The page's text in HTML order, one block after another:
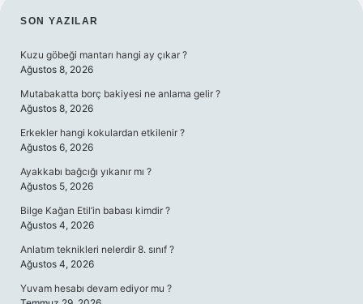
SIDEBAR
SON YAZILAR
Kuzu göbeği mantarı hangi ay çıkar ?
Ağustos 8, 2026
Mutabakatta borç bakiyesi ne anlama gelir ?
Ağustos 8, 2026
Erkekler hangi kokulardan etkilenir ?
Ağustos 6, 2026
Ayakkabı bağcığı yıkanır mı ?
Ağustos 5, 2026
Bilge Kağan Etil’in babası kimdir ?
Ağustos 4, 2026
Anlatım teknikleri nelerdir 8. sınıf ?
Ağustos 4, 2026
Yuvam hesabı devam ediyor mu ?